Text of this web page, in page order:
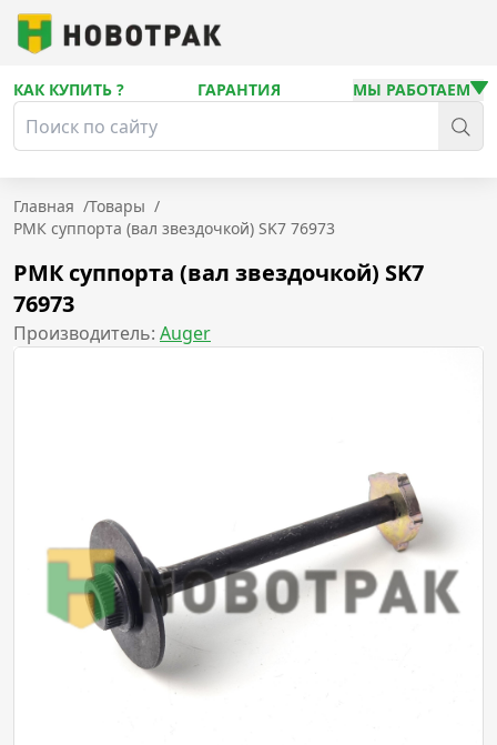
КАК КУПИТЬ ? ГАРАНТИЯ МЫ РАБОТАЕМ
Главная /Товары /
РМК суппорта (вал звездочкой) SK7 76973
РМК суппорта (вал звездочкой) SK7
76973
Производитель: Auger